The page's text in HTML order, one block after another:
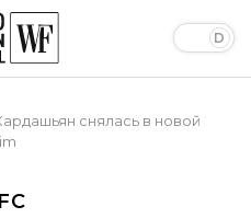
снялась в новой